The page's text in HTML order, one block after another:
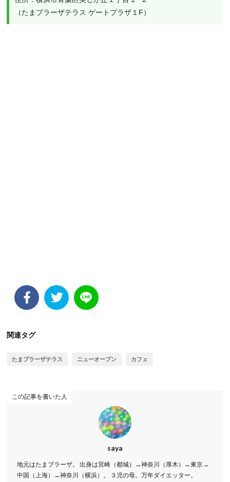
（たまプラーザテラス ゲートプラザ１F）
関連タグ
たまプラーザテラス ニューオープン カフェ
この記事を書いた人
saya
地元はたまプラーザ。 出身は宮崎（都城）→神奈川（厚木）→東京→
中国（上海）→神奈川（横浜）。 ３児の母。万年ダイエッター。